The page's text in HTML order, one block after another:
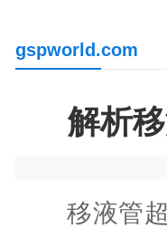
gspworld.com
解析
移液管超